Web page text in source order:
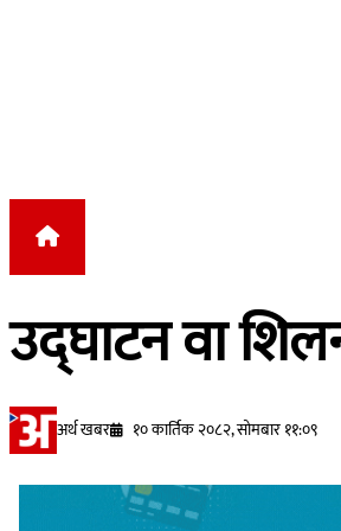
उद्घाटन वा
अर्थ खबर १० कार्तिक २०८२, सोमबार ११:०९